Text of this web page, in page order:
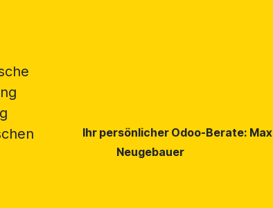
Ihr persönlicher Odoo-Berate: Max
Neugebauer